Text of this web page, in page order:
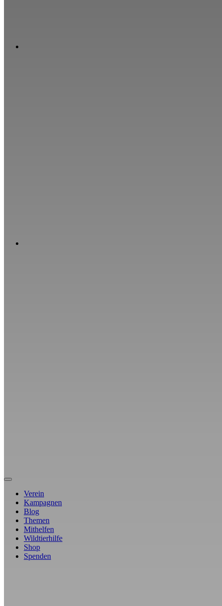
Verein
Kampagnen
Blog
Themen
Mithelfen
Wildtierhilfe
Shop
Spenden